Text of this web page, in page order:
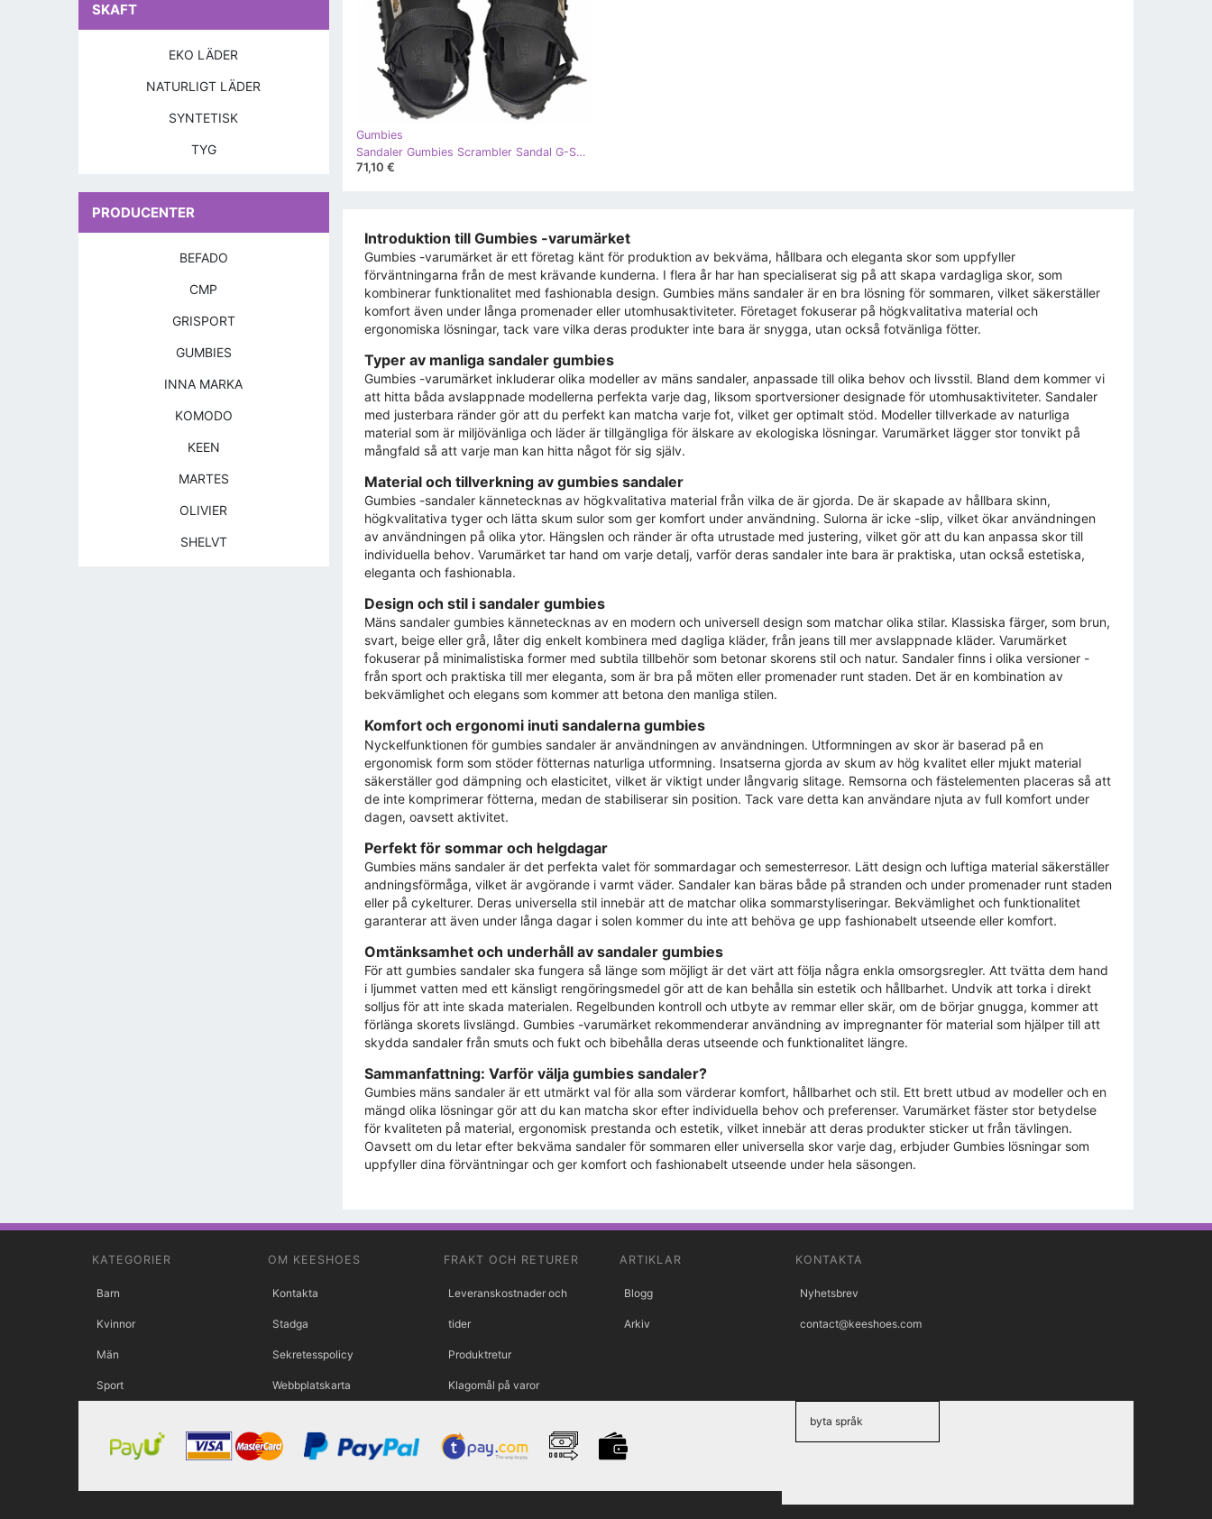
Gumbies
Sandaler Gumbies Scrambler Sandal G-SC-UNI-BLACK svart
71,10 €
Introduktion till Gumbies -varumärket
Gumbies -varumärket är ett företag känt för produktion av bekväma, hållbara och eleganta skor som uppfyller
förväntningarna från de mest krävande kunderna. I flera år har han specialiserat sig på att skapa vardagliga skor, som
kombinerar funktionalitet med fashionabla design. Gumbies mäns sandaler är en bra lösning för sommaren, vilket säkerställer
komfort även under långa promenader eller utomhusaktiviteter. Företaget fokuserar på högkvalitativa material och
ergonomiska lösningar, tack vare vilka deras produkter inte bara är snygga, utan också fotvänliga fötter.
Typer av manliga sandaler gumbies
Gumbies -varumärket inkluderar olika modeller av mäns sandaler, anpassade till olika behov och livsstil. Bland dem kommer vi
att hitta båda avslappnade modellerna perfekta varje dag, liksom sportversioner designade för utomhusaktiviteter. Sandaler
med justerbara ränder gör att du perfekt kan matcha varje fot, vilket ger optimalt stöd. Modeller tillverkade av naturliga
material som är miljövänliga och läder är tillgängliga för älskare av ekologiska lösningar. Varumärket lägger stor tonvikt på
mångfald så att varje man kan hitta något för sig själv.
Material och tillverkning av gumbies sandaler
Gumbies -sandaler kännetecknas av högkvalitativa material från vilka de är gjorda. De är skapade av hållbara skinn,
högkvalitativa tyger och lätta skum sulor som ger komfort under användning. Sulorna är icke -slip, vilket ökar användningen
av användningen på olika ytor. Hängslen och ränder är ofta utrustade med justering, vilket gör att du kan anpassa skor till
individuella behov. Varumärket tar hand om varje detalj, varför deras sandaler inte bara är praktiska, utan också estetiska,
eleganta och fashionabla.
Design och stil i sandaler gumbies
Mäns sandaler gumbies kännetecknas av en modern och universell design som matchar olika stilar. Klassiska färger, som brun,
svart, beige eller grå, låter dig enkelt kombinera med dagliga kläder, från jeans till mer avslappnade kläder. Varumärket
fokuserar på minimalistiska former med subtila tillbehör som betonar skorens stil och natur. Sandaler finns i olika versioner -
från sport och praktiska till mer eleganta, som är bra på möten eller promenader runt staden. Det är en kombination av
bekvämlighet och elegans som kommer att betona den manliga stilen.
Komfort och ergonomi inuti sandalerna gumbies
Nyckelfunktionen för gumbies sandaler är användningen av användningen. Utformningen av skor är baserad på en
ergonomisk form som stöder fötternas naturliga utformning. Insatserna gjorda av skum av hög kvalitet eller mjukt material
säkerställer god dämpning och elasticitet, vilket är viktigt under långvarig slitage. Remsorna och fästelementen placeras så att
de inte komprimerar fötterna, medan de stabiliserar sin position. Tack vare detta kan användare njuta av full komfort under
dagen, oavsett aktivitet.
Perfekt för sommar och helgdagar
Gumbies mäns sandaler är det perfekta valet för sommardagar och semesterresor. Lätt design och luftiga material säkerställer
andningsförmåga, vilket är avgörande i varmt väder. Sandaler kan bäras både på stranden och under promenader runt staden
eller på cykelturer. Deras universella stil innebär att de matchar olika sommarstyliseringar. Bekvämlighet och funktionalitet
garanterar att även under långa dagar i solen kommer du inte att behöva ge upp fashionabelt utseende eller komfort.
Omtänksamhet och underhåll av sandaler gumbies
För att gumbies sandaler ska fungera så länge som möjligt är det värt att följa några enkla omsorgsregler. Att tvätta dem hand
i ljummet vatten med ett känsligt rengöringsmedel gör att de kan behålla sin estetik och hållbarhet. Undvik att torka i direkt
solljus för att inte skada materialen. Regelbunden kontroll och utbyte av remmar eller skär, om de börjar gnugga, kommer att
förlänga skorets livslängd. Gumbies -varumärket rekommenderar användning av impregnanter för material som hjälper till att
skydda sandaler från smuts och fukt och bibehålla deras utseende och funktionalitet längre.
Sammanfattning: Varför välja gumbies sandaler?
Gumbies mäns sandaler är ett utmärkt val för alla som värderar komfort, hållbarhet och stil. Ett brett utbud av modeller och en
mängd olika lösningar gör att du kan matcha skor efter individuella behov och preferenser. Varumärket fäster stor betydelse
för kvaliteten på material, ergonomisk prestanda och estetik, vilket innebär att deras produkter sticker ut från tävlingen.
Oavsett om du letar efter bekväma sandaler för sommaren eller universella skor varje dag, erbjuder Gumbies lösningar som
uppfyller dina förväntningar och ger komfort och fashionabelt utseende under hela säsongen.
SKAFT
EKO LÄDER
NATURLIGT LÄDER
SYNTETISK
TYG
PRODUCENTER
BEFADO
CMP
GRISPORT
GUMBIES
INNA MARKA
KOMODO
KEEN
MARTES
OLIVIER
SHELVT
KATEGORIER
Barn
Kvinnor
Män
Sport
OM KEESHOES
Kontakta
Stadga
Sekretesspolicy
Webbplatskarta
FRAKT OCH RETURER
Leveranskostnader och
tider
Produktretur
Klagomål på varor
ARTIKLAR
Blogg
Arkiv
KONTAKTA
Nyhetsbrev
contact@keeshoes.com
byta språk